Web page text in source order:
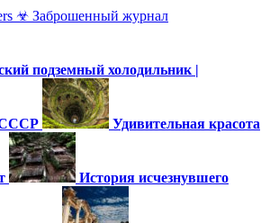
подземный холодильник |
СССР Удивительная красота
История исчезнувшего